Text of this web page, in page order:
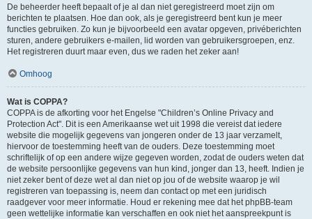
De beheerder heeft bepaalt of je al dan niet geregistreerd moet zijn om
berichten te plaatsen. Hoe dan ook, als je geregistreerd bent kun je meer
functies gebruiken. Zo kun je bijvoorbeeld een avatar opgeven, privéberichten
sturen, andere gebruikers e-mailen, lid worden van gebruikersgroepen, enz.
Het registreren duurt maar even, dus we raden het zeker aan!
Omhoog
Wat is COPPA?
COPPA is de afkorting voor het Engelse "Children’s Online Privacy and
Protection Act". Dit is een Amerikaanse wet uit 1998 die vereist dat iedere
website die mogelijk gegevens van jongeren onder de 13 jaar verzamelt,
hiervoor de toestemming heeft van de ouders. Deze toestemming moet
schriftelijk of op een andere wijze gegeven worden, zodat de ouders weten dat
de website persoonlijke gegevens van hun kind, jonger dan 13, heeft. Indien je
niet zeker bent of deze wet al dan niet op jou of de website waarop je wil
registreren van toepassing is, neem dan contact op met een juridisch
raadgever voor meer informatie. Houd er rekening mee dat het phpBB-team
geen wettelijke informatie kan verschaffen en ook niet het aanspreekpunt is